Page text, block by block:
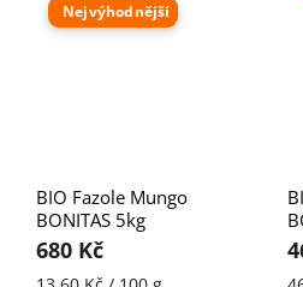
Nejvýhodnější
BIO Fazole Mungo
BONITAS 5kg
680 Kč